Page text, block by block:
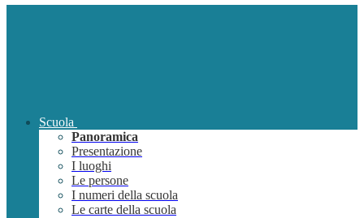
Scuola
Panoramica
Presentazione
I luoghi
Le persone
I numeri della scuola
Le carte della scuola